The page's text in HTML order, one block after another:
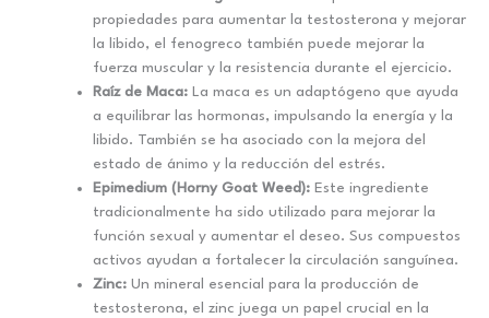
propiedades para aumentar la testosterona y mejorar
la libido, el fenogreco también puede mejorar la
fuerza muscular y la resistencia durante el ejercicio.
Raíz de Maca: La maca es un adaptógeno que ayuda
a equilibrar las hormonas, impulsando la energía y la
libido. También se ha asociado con la mejora del
estado de ánimo y la reducción del estrés.
Epimedium (Horny Goat Weed): Este ingrediente
tradicionalmente ha sido utilizado para mejorar la
función sexual y aumentar el deseo. Sus compuestos
activos ayudan a fortalecer la circulación sanguínea.
Zinc: Un mineral esencial para la producción de
testosterona, el zinc juega un papel crucial en la